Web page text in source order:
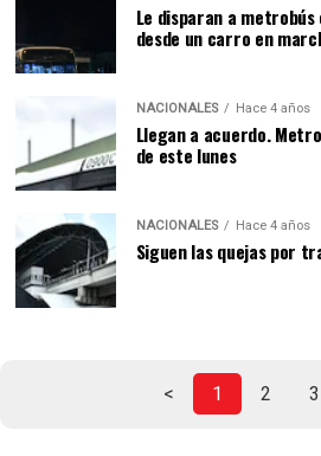
Le disparan a
desde un carro en
NACIONALES Hace 4 años
Llegan a acuerdo.
de este lunes
NACIONALES Hace 4 años
Siguen las quejas por
< 1 2 3